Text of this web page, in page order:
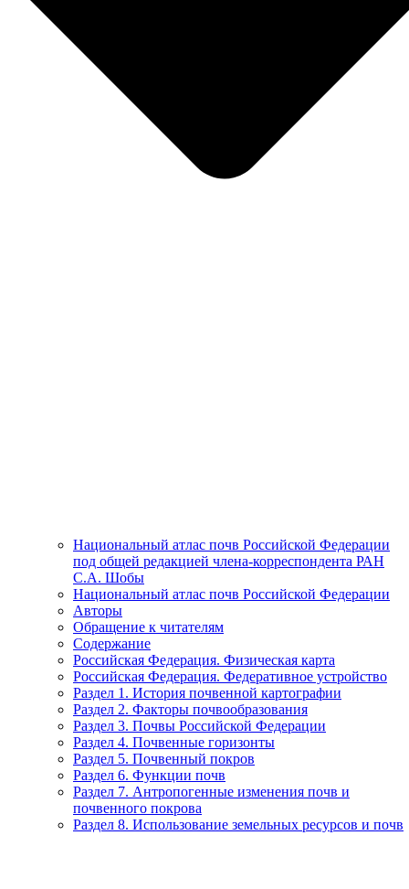
Национальный атлас почв Российской Федерации
под общей редакцией члена-корреспондента РАН
С.А. Шобы
Национальный атлас почв Российской Федерации
Авторы
Обращение к читателям
Содержание
Российская Федерация. Физическая карта
Российская Федерация. Федеративное устройство
Раздел 1. История почвенной картографии
Раздел 2. Факторы почвообразования
Раздел 3. Почвы Российской Федерации
Раздел 4. Почвенные горизонты
Раздел 5. Почвенный покров
Раздел 6. Функции почв
Раздел 7. Антропогенные изменения почв и
почвенного покрова
Раздел 8. Использование земельных ресурсов и почв